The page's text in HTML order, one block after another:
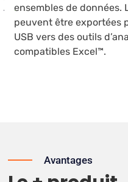
ensembles de données.
peuvent être exportées
USB vers des outils
compatibles Excel™.
Avantages